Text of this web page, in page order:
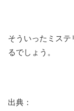
そういったミステ
るでしょう。
出典：